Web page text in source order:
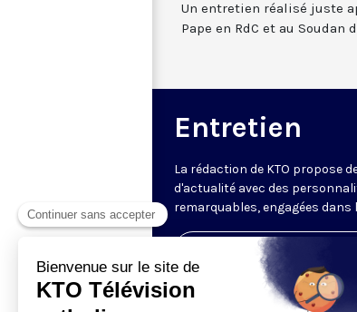
Un entretien réalisé juste
Pape en RdC et au Soudan
Entretien
La rédaction de KTO propose
d'actualité avec des
remarquables, engagées dans
Visiter la page de